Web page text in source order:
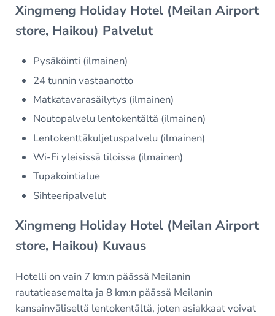
Xingmeng Holiday Hotel (Meilan Airport
store, Haikou) Palvelut
Pysäköinti (ilmainen)
24 tunnin vastaanotto
Matkatavarasäilytys (ilmainen)
Noutopalvelu lentokentältä (ilmainen)
Lentokenttäkuljetuspalvelu (ilmainen)
Wi-Fi yleisissä tiloissa (ilmainen)
Tupakointialue
Sihteeripalvelut
Xingmeng Holiday Hotel (Meilan Airport
store, Haikou) Kuvaus
Hotelli on vain 7 km:n päässä Meilanin
rautatieasemalta ja 8 km:n päässä Meilanin
kansainväliseltä lentokentältä, joten asiakkaat voivat